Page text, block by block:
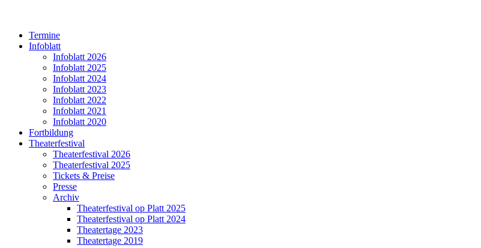
Termine
Infoblatt
Infoblatt 2026
Infoblatt 2025
Infoblatt 2024
Infoblatt 2023
Infoblatt 2022
Infoblatt 2021
Infoblatt 2020
Fortbildung
Theaterfestival
Theaterfestival 2026
Theaterfestival 2025
Tickets & Preise
Presse
Archiv
Theaterfestival op Platt 2025
Theaterfestival op Platt 2024
Theatertage 2023
Theatertage 2019